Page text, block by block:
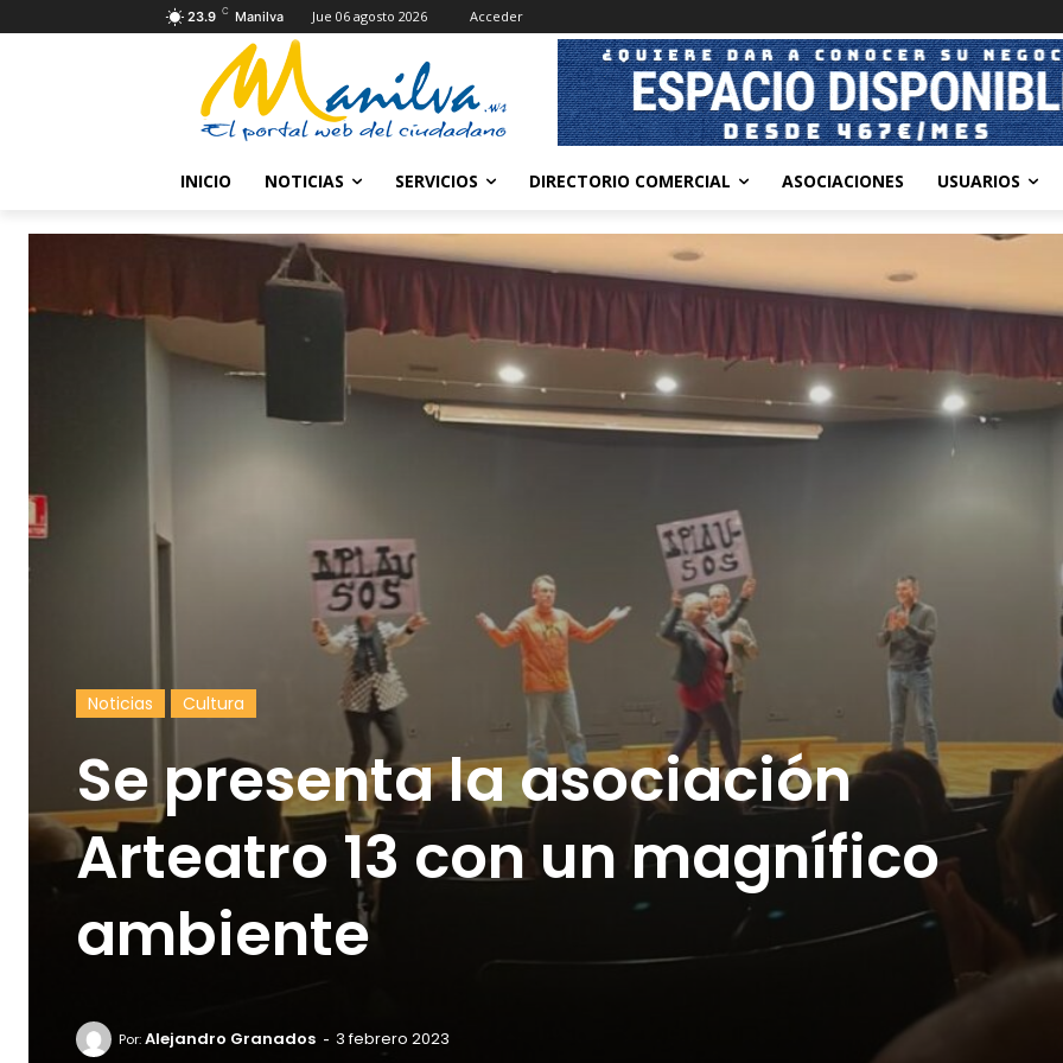
23.9 C Manilva Jue 06 agosto 2026 Acceder
INICIO NOTICIAS SERVICIOS DIRECTORIO COMERCIAL ASOCIACIONES USUARIOS
Noticias Cultura
Se presenta la asociación
Arteatro 13 con un magnífico
ambiente
Por:Alejandro Granados - 3 febrero 2023